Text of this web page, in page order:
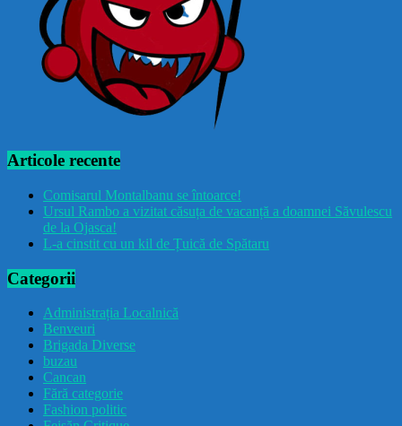
Articole recente
Comisarul Montalbanu se întoarce!
Ursul Rambo a vizitat căsuța de vacanță a doamnei Săvulescu
de la Ojasca!
L-a cinstit cu un kil de Țuică de Spătaru
Categorii
Administrația Localnică
Benveuri
Brigada Diverse
buzau
Cancan
Fără categorie
Fashion politic